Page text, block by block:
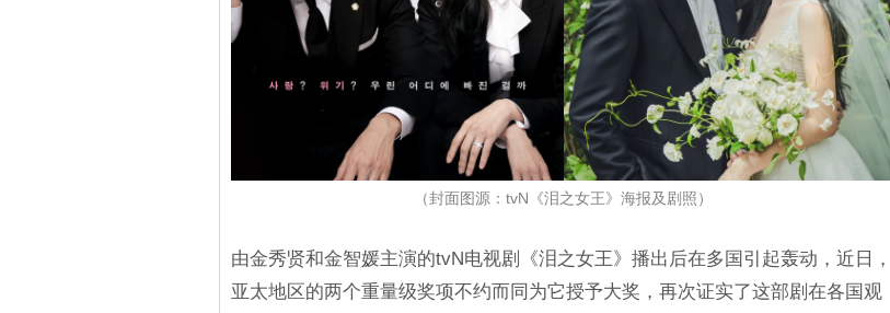
（封面图源：tvN《泪之女王》海报及剧照）
由金秀贤和金智媛主演的tvN电视剧《泪之女王》播出后在多国引起轰动，近日，
亚太地区的两个重量级奖项不约而同为它授予大奖，再次证实了这部剧在各国观